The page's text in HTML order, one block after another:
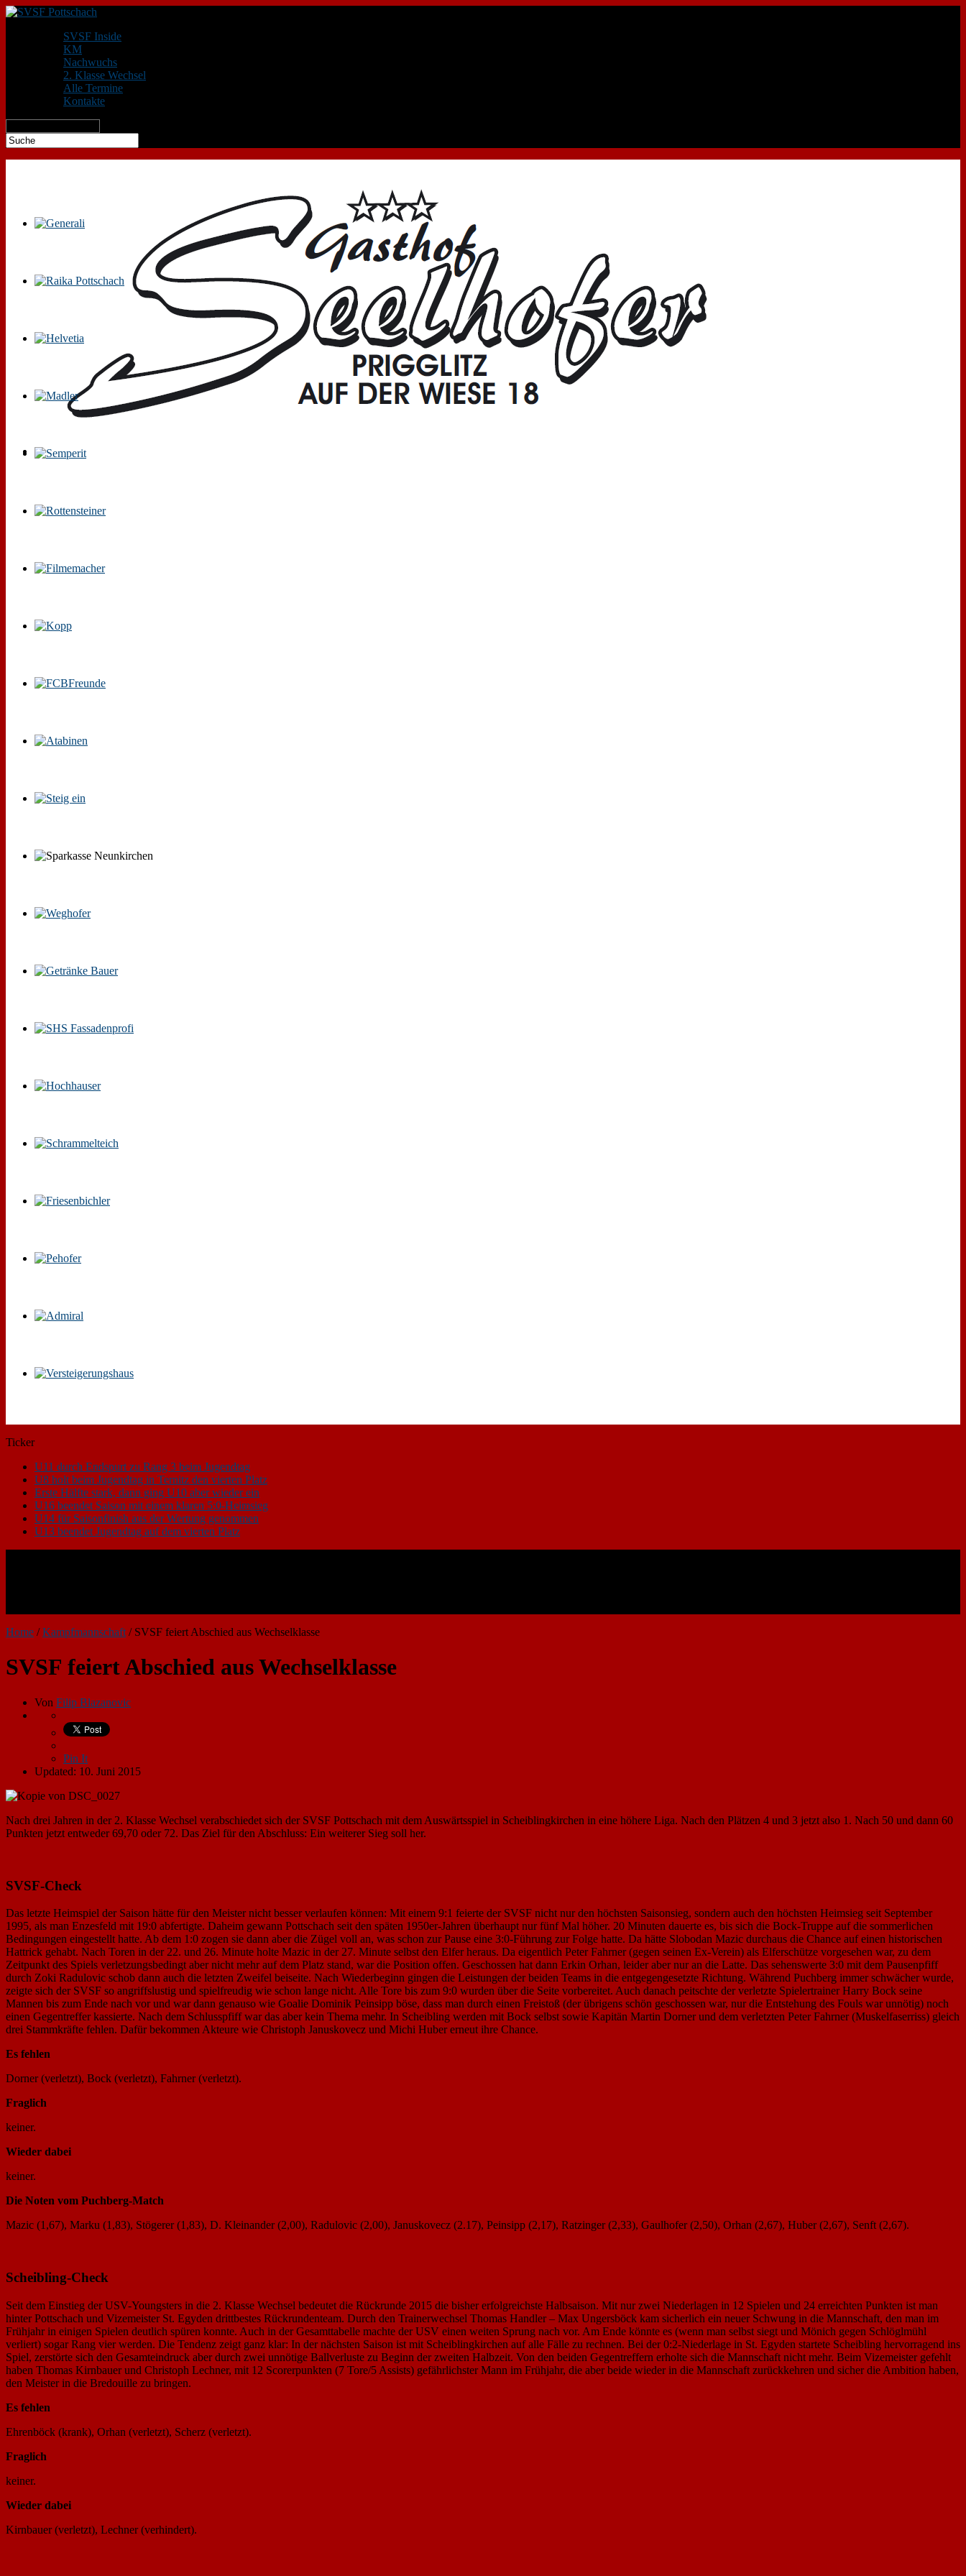
SVSF Inside
KM
Nachwuchs
2. Klasse Wechsel
Alle Termine
Kontakte
Ticker
U11 durch Endspurt zu Rang 3 beim Jugendtag
U8 holt beim Jugendtag in Ternitz den vierten Platz
Erste Hälfte stark, dann ging U10 aber wieder ein
U16 beendet Saison mit einem klaren 5:0-Heimsieg
U14 für Saisonfinish aus der Wertung genommen
U13 beendet Jugendtag auf dem vierten Platz
Home /Kampfmannschaft / SVSF feiert Abschied aus Wechselklasse
SVSF feiert Abschied aus Wechselklasse
Von Filip Blazanovic
Pin It
Updated: 10. Juni 2015
Nach drei Jahren in der 2. Klasse Wechsel verabschiedet sich der SVSF Pottschach mit dem Auswärtsspiel in Scheiblingkirchen in eine höhere Liga. Nach den Plätzen 4 und 3 jetzt also 1. Nach 50 und dann 60
Punkten jetzt entweder 69,70 oder 72. Das Ziel für den Abschluss: Ein weiterer Sieg soll her.
SVSF-Check
Das letzte Heimspiel der Saison hätte für den Meister nicht besser verlaufen können: Mit einem 9:1 feierte der SVSF nicht nur den höchsten Saisonsieg, sondern auch den höchsten Heimsieg seit September
1995, als man Enzesfeld mit 19:0 abfertigte. Daheim gewann Pottschach seit den späten 1950er-Jahren überhaupt nur fünf Mal höher. 20 Minuten dauerte es, bis sich die Bock-Truppe auf die sommerlichen
Bedingungen eingestellt hatte. Ab dem 1:0 zogen sie dann aber die Zügel voll an, was schon zur Pause eine 3:0-Führung zur Folge hatte. Da hätte Slobodan Mazic durchaus die Chance auf einen historischen
Hattrick gehabt. Nach Toren in der 22. und 26. Minute holte Mazic in der 27. Minute selbst den Elfer heraus. Da eigentlich Peter Fahrner (gegen seinen Ex-Verein) als Elferschütze vorgesehen war, zu dem
Zeitpunkt des Spiels verletzungsbedingt aber nicht mehr auf dem Platz stand, war die Position offen. Geschossen hat dann Erkin Orhan, leider aber nur an die Latte. Das sehenswerte 3:0 mit dem Pausenpfiff
durch Zoki Radulovic schob dann auch die letzten Zweifel beiseite. Nach Wiederbeginn gingen die Leistungen der beiden Teams in die entgegengesetzte Richtung. Während Puchberg immer schwächer wurde,
zeigte sich der SVSF so angriffslustig und spielfreudig wie schon lange nicht. Alle Tore bis zum 9:0 wurden über die Seite vorbereitet. Auch danach peitschte der verletzte Spielertrainer Harry Bock seine
Mannen bis zum Ende nach vor und war dann genauso wie Goalie Dominik Peinsipp böse, dass man durch einen Freistoß (der übrigens schön geschossen war, nur die Entstehung des Fouls war unnötig) noch
einen Gegentreffer kassierte. Nach dem Schlusspfiff war das aber kein Thema mehr. In Scheibling werden mit Bock selbst sowie Kapitän Martin Dorner und dem verletzten Peter Fahrner (Muskelfaserriss) gleich
drei Stammkräfte fehlen. Dafür bekommen Akteure wie Christoph Januskovecz und Michi Huber erneut ihre Chance.
Es fehlen
Dorner (verletzt), Bock (verletzt), Fahrner (verletzt).
Fraglich
keiner.
Wieder dabei
keiner.
Die Noten vom Puchberg-Match
Mazic (1,67), Marku (1,83), Stögerer (1,83), D. Kleinander (2,00), Radulovic (2,00), Januskovecz (2.17), Peinsipp (2,17), Ratzinger (2,33), Gaulhofer (2,50), Orhan (2,67), Huber (2,67), Senft (2,67).
Scheibling-Check
Seit dem Einstieg der USV-Youngsters in die 2. Klasse Wechsel bedeutet die Rückrunde 2015 die bisher erfolgreichste Halbsaison. Mit nur zwei Niederlagen in 12 Spielen und 24 erreichten Punkten ist man
hinter Pottschach und Vizemeister St. Egyden drittbestes Rückrundenteam. Durch den Trainerwechsel Thomas Handler – Max Ungersböck kam sicherlich ein neuer Schwung in die Mannschaft, den man im
Frühjahr in einigen Spielen deutlich spüren konnte. Auch in der Gesamttabelle machte der USV einen weiten Sprung nach vor. Am Ende könnte es (wenn man selbst siegt und Mönich gegen Schlöglmühl
verliert) sogar Rang vier werden. Die Tendenz zeigt ganz klar: In der nächsten Saison ist mit Scheiblingkirchen auf alle Fälle zu rechnen. Bei der 0:2-Niederlage in St. Egyden startete Scheibling hervorragend ins
Spiel, zerstörte sich den Gesamteindruck aber durch zwei unnötige Ballverluste zu Beginn der zweiten Halbzeit. Von den beiden Gegentreffern erholte sich die Mannschaft nicht mehr. Beim Vizemeister gefehlt
haben Thomas Kirnbauer und Christoph Lechner, mit 12 Scorerpunkten (7 Tore/5 Assists) gefährlichster Mann im Frühjahr, die aber beide wieder in die Mannschaft zurückkehren und sicher die Ambition haben,
den Meister in die Bredouille zu bringen.
Es fehlen
Ehrenböck (krank), Orhan (verletzt), Scherz (verletzt).
Fraglich
keiner.
Wieder dabei
Kirnbauer (verletzt), Lechner (verhindert).